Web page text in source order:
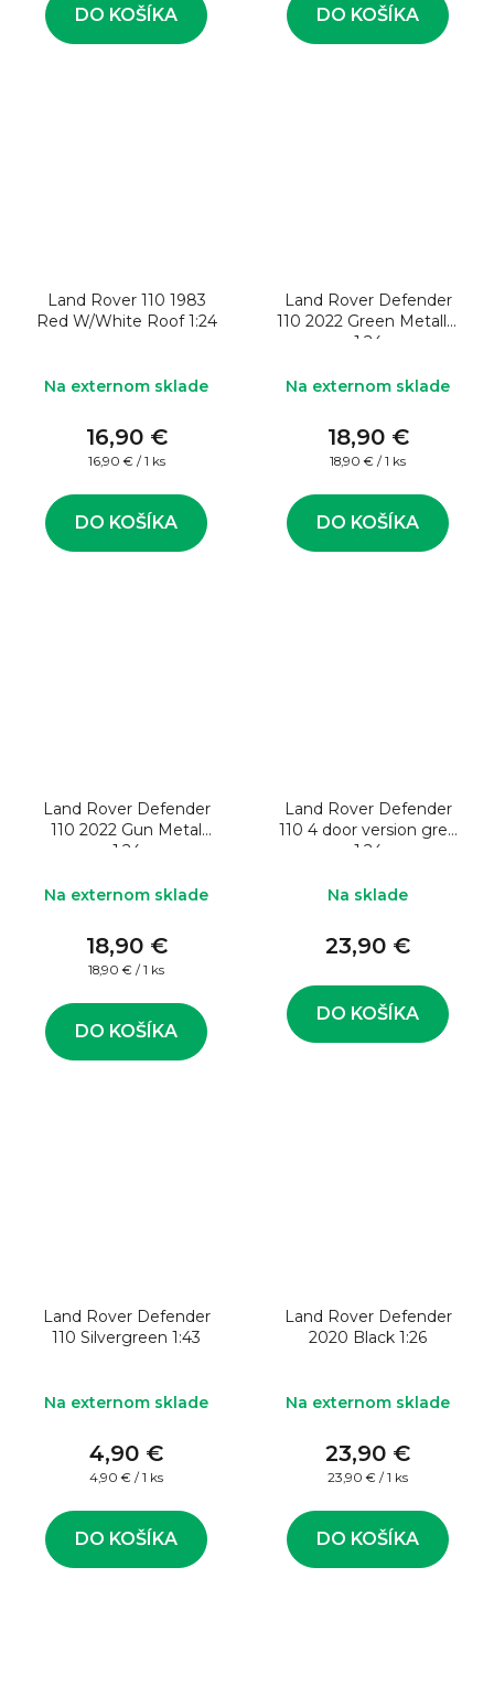
DO KOŠÍKA DO KOŠÍKA
Land Rover 110 1983
Red W/White Roof 1:24
Na externom sklade
16,90 €
Jednotková
16,90 € / 1 ks
DO KOŠÍKA
Land Rover Defender
110 2022 Green Metallic
1:24
Na externom sklade
18,90 €
Jednotková
18,90 € / 1 ks
DO KOŠÍKA
Land Rover Defender
110 2022 Gun Metal
1:24
Na externom sklade
18,90 €
Jednotková
18,90 € / 1 ks
DO KOŠÍKA
Land Rover Defender
110 4 door version grey
1:24
Na sklade
23,90 €
DO KOŠÍKA
Land Rover Defender
110 Silvergreen 1:43
Na externom sklade
4,90 €
Jednotková
4,90 € / 1 ks
DO KOŠÍKA
Land Rover Defender
2020 Black 1:26
Na externom sklade
23,90 €
Jednotková
23,90 € / 1 ks
DO KOŠÍKA